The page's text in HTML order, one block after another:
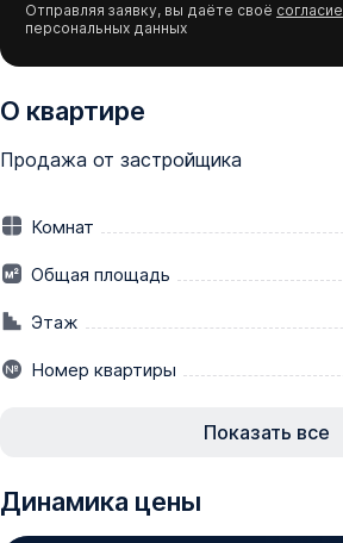
Отправляя заявку, вы даёте своё согласие
персональных данных
О квартире
Продажа от застройщика
Комнат
Общая площадь
Этаж
Номер квартиры
Показать все
Динамика цены